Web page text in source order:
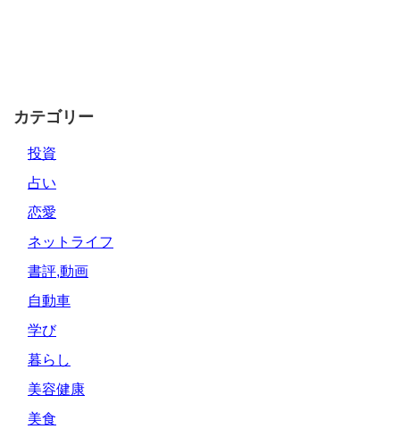
カテゴリー
投資
占い
恋愛
ネットライフ
書評,動画
自動車
学び
暮らし
美容健康
美食